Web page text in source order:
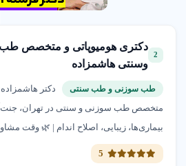
ایران تیونینگ
طرشت
02166506800
فروشگاه باتری پوریا
شهرک گلستان
02144706665
2
دکتری هومیوپاتی و متخصص
وسنتی هاشمزاده
طب سوزنی و طب سنتی
دکتر
متخصص طب سوزنی و سنتی در تهران،
بیماری‌ها، زیبایی، اصلاح اندام | 🌿 وقت